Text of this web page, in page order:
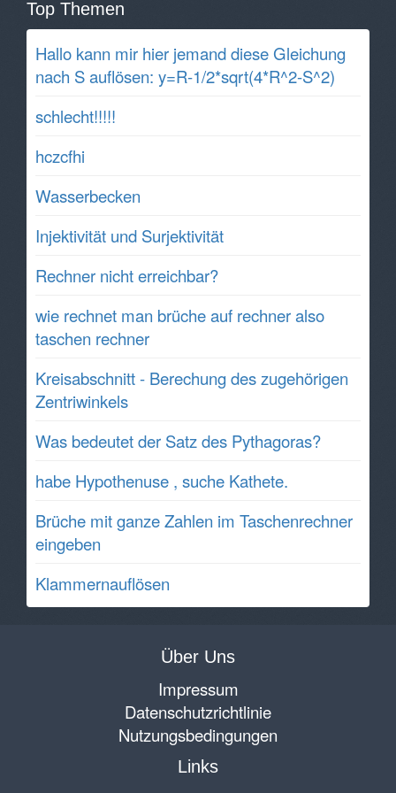
Top Themen
Hallo kann mir hier jemand diese Gleichung
nach S auflösen: y=R-1/2*sqrt(4*R^2-S^2)
schlecht!!!!!
hczcfhi
Wasserbecken
Injektivität und Surjektivität
Rechner nicht erreichbar?
wie rechnet man brüche auf rechner also
taschen rechner
Kreisabschnitt - Berechung des zugehörigen
Zentriwinkels
Was bedeutet der Satz des Pythagoras?
habe Hypothenuse , suche Kathete.
Brüche mit ganze Zahlen im Taschenrechner
eingeben
Klammernauflösen
Über Uns
Impressum
Datenschutzrichtlinie
Nutzungsbedingungen
Links